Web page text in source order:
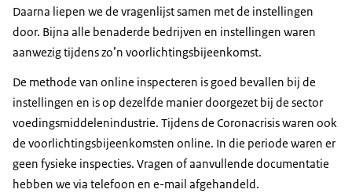
Daarna liepen we de vragenlijst samen met de instellingen
door. Bijna alle benaderde bedrijven en instellingen waren
aanwezig tijdens zo’n voorlichtingsbijeenkomst.
De methode van online inspecteren is goed bevallen bij de
instellingen en is op dezelfde manier doorgezet bij de sector
voedingsmiddelenindustrie. Tijdens de Coronacrisis waren ook
de voorlichtingsbijeenkomsten online. In die periode waren er
geen fysieke inspecties. Vragen of aanvullende documentatie
hebben we via telefoon en e-mail afgehandeld.